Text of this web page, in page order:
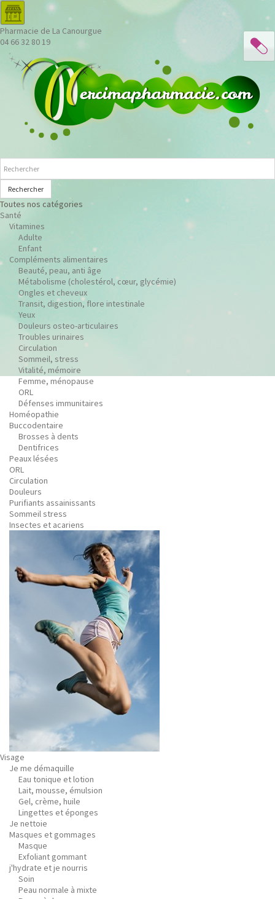
Pharmacie de La Canourgue
04 66 32 80 19
Rechercher
Toutes nos catégories
Santé
Vitamines
Adulte
Enfant
Compléments alimentaires
Beauté, peau, anti âge
Métabolisme (cholestérol, cœur, glycémie)
Ongles et cheveux
Transit, digestion, flore intestinale
Yeux
Douleurs osteo-articulaires
Troubles urinaires
Circulation
Sommeil, stress
Vitalité, mémoire
Femme, ménopause
ORL
Défenses immunitaires
Homéopathie
Buccodentaire
Brosses à dents
Dentifrices
Peaux lésées
ORL
Circulation
Douleurs
Purifiants assainissants
Sommeil stress
Insectes et acariens
Visage
Je me démaquille
Eau tonique et lotion
Lait, mousse, émulsion
Gel, crème, huile
Lingettes et éponges
Je nettoie
Masques et gommages
Masque
Exfoliant gommant
j'hydrate et je nourris
Soin
Peau normale à mixte